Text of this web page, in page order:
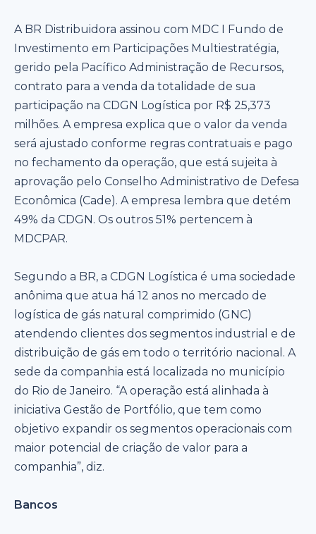
A BR Distribuidora assinou com MDC I Fundo de
Investimento em Participações Multiestratégia,
gerido pela Pacífico Administração de Recursos,
contrato para a venda da totalidade de sua
participação na CDGN Logística por R$ 25,373
milhões. A empresa explica que o valor da venda
será ajustado conforme regras contratuais e pago
no fechamento da operação, que está sujeita à
aprovação pelo Conselho Administrativo de Defesa
Econômica (Cade). A empresa lembra que detém
49% da CDGN. Os outros 51% pertencem à
MDCPAR.
Segundo a BR, a CDGN Logística é uma sociedade
anônima que atua há 12 anos no mercado de
logística de gás natural comprimido (GNC)
atendendo clientes dos segmentos industrial e de
distribuição de gás em todo o território nacional. A
sede da companhia está localizada no município
do Rio de Janeiro. “A operação está alinhada à
iniciativa Gestão de Portfólio, que tem como
objetivo expandir os segmentos operacionais com
maior potencial de criação de valor para a
companhia”, diz.
Bancos